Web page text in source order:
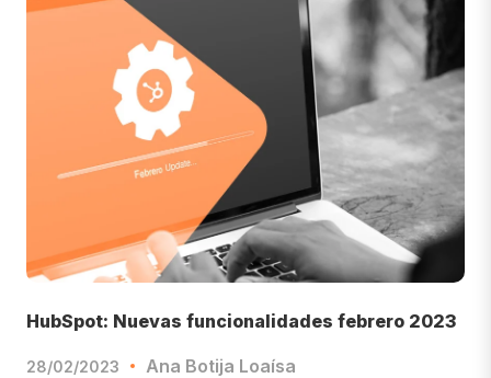
HubSpot: Nuevas funcionalidades febrero 2023
28/02/2023 Ana Botija Loaísa